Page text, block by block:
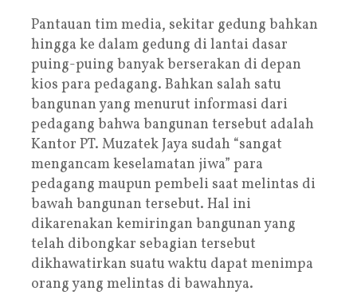
Pantauan tim media, sekitar gedung bahkan
hingga ke dalam gedung di lantai dasar
puing-puing banyak berserakan di depan
kios para pedagang. Bahkan salah satu
bangunan yang menurut informasi dari
pedagang bahwa bangunan tersebut adalah
Kantor PT. Muzatek Jaya sudah “sangat
mengancam keselamatan jiwa” para
pedagang maupun pembeli saat melintas di
bawah bangunan tersebut. Hal ini
dikarenakan kemiringan bangunan yang
telah dibongkar sebagian tersebut
dikhawatirkan suatu waktu dapat menimpa
orang yang melintas di bawahnya.